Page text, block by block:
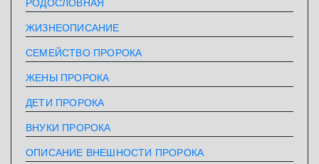
РОДОСЛОВНАЯ
ЖИЗНЕОПИСАНИЕ
СЕМЕЙСТВО ПРОРОКА
ЖЕНЫ ПРОРОКА
ДЕТИ ПРОРОКА
ВНУКИ ПРОРОКА
ОПИСАНИЕ ВНЕШНОСТИ ПРОРОКА